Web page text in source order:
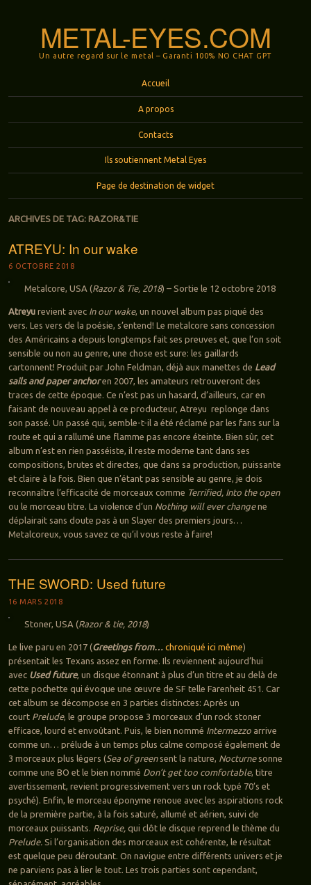
METAL-EYES.COM
Un autre regard sur le metal – Garanti 100% NO CHAT GPT
Accueil
A propos
Contacts
Ils soutiennent Metal Eyes
Page de destination de widget
ARCHIVES DE TAG: RAZOR&TIE
ATREYU: In our wake
6 OCTOBRE 2018
Metalcore, USA (Razor & Tie, 2018) – Sortie le 12 octobre 2018
Atreyurevient avec In our wake, un nouvel album pas piqué des
vers. Les vers de la poésie, s’entend! Le metalcore sans concession
des Américains a depuis longtemps fait ses preuves et, que l’on soit
sensible ou non au genre, une chose est sure: les gaillards
cartonnent! Produit par John Feldman, déjà aux manettes de Lead
sails and paper anchoren 2007, les amateurs retrouveront des
traces de cette époque. Ce n’est pas un hasard, d’ailleurs, car en
faisant de nouveau appel à ce producteur, Atreyu replonge dans
son passé. Un passé qui, semble-t-il a été réclamé par les fans sur la
route et qui a rallumé une flamme pas encore éteinte. Bien sûr, cet
album n’est en rien passéiste, il reste moderne tant dans ses
compositions, brutes et directes, que dans sa production, puissante
et claire à la fois. Bien que n’étant pas sensible au genre, je dois
reconnaître l’efficacité de morceaux comme Terrified, Into the open
ou le morceau titre. La violence d’un Nothing will ever changene
déplairait sans doute pas à un Slayer des premiers jours…
Metalcoreux, vous savez ce qu’il vous reste à faire!
THE SWORD: Used future
16 MARS 2018
Stoner, USA (Razor & tie, 2018)
Le live paru en 2017 (Greetings from… chroniqué ici même)
présentait les Texans assez en forme. Ils reviennent aujourd’hui
avec Used future, un disque étonnant à plus d’un titre et au delà de
cette pochette qui évoque une œuvre de SF telle Farenheit 451. Car
cet album se décompose en 3 parties distinctes: Après un
court Prelude, le groupe propose 3 morceaux d’un rock stoner
efficace, lourd et envoûtant. Puis, le bien nommé Intermezzoarrive
comme un… prélude à un temps plus calme composé également de
3 morceaux plus légers (Sea of greensent la nature, Nocturnesonne
comme une BO et le bien nommé Don’t get too comfortable, titre
avertissement, revient progressivement vers un rock typé 70’s et
psyché). Enfin, le morceau éponyme renoue avec les aspirations rock
de la première partie, à la fois saturé, allumé et aérien, suivi de
morceaux puissants. Reprise,qui clôt le disque reprend le thème du
Prelude.Si l’organisation des morceaux est cohérente, le résultat
est quelque peu déroutant. On navigue entre différents univers et je
ne parviens pas à lier le tout. Les trois parties sont cependant,